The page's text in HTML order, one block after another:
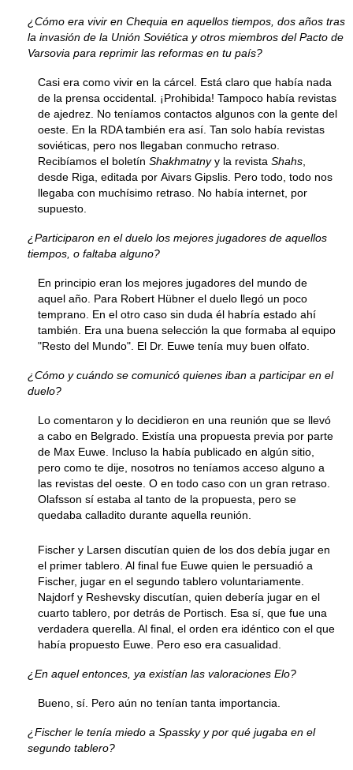
¿Cómo era vivir en Chequia en aquellos tiempos, dos años tras
la invasión de la Unión Soviética y otros miembros del Pacto de
Varsovia para reprimir las reformas en tu país?
Casi era como vivir en la cárcel. Está claro que había nada
de la prensa occidental. ¡Prohibida! Tampoco había revistas
de ajedrez. No teníamos contactos algunos con la gente del
oeste. En la RDA también era así. Tan solo había revistas
soviéticas, pero nos llegaban conmucho retraso.
Recibíamos el boletín Shakhmatnyy la revista Shahs
desde Riga, editada por Aivars Gipslis. Pero todo, todo nos
llegaba con muchísimo retraso. No había internet, por
supuesto.
¿Participaron en el duelo los mejores jugadores de aquellos
tiempos, o faltaba alguno?
En principio eran los mejores jugadores del mundo de
aquel año. Para Robert Hübner el duelo llegó un poco
temprano. En el otro caso sin duda él habría estado ahí
también. Era una buena selección la que formaba al equipo
"Resto del Mundo". El Dr. Euwe tenía muy buen olfato.
¿Cómo y cuándo se comunicó quienes iban a participar en el
duelo?
Lo comentaron y lo decidieron en una reunión que se llevó
a cabo en Belgrado. Existía una propuesta previa por parte
de Max Euwe. Incluso la había publicado en algún sitio,
pero como te dije, nosotros no teníamos acceso alguno a
las revistas del oeste. O en todo caso con un gran retraso.
Olafsson sí estaba al tanto de la propuesta, pero se
quedaba calladito durante aquella reunión.
Fischer y Larsen discutían quien de los dos debía jugar en
el primer tablero. Al final fue Euwe quien le persuadió a
Fischer, jugar en el segundo tablero voluntariamente.
Najdorf y Reshevsky discutían, quien debería jugar en el
cuarto tablero, por detrás de Portisch. Esa sí, que fue una
verdadera querella. Al final, el orden era idéntico con el que
había propuesto Euwe. Pero eso era casualidad.
¿En aquel entonces, ya existían las valoraciones Elo?
Bueno, sí. Pero aún no tenían tanta importancia.
¿Fischer le tenía miedo a Spassky y por qué jugaba en el
segundo tablero?